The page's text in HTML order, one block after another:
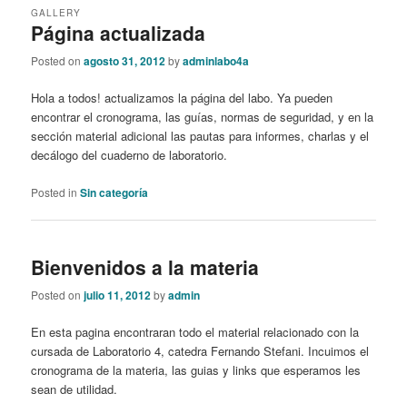
Página actualizada
GALLERY
Posted onagosto 31, 2012byadminlabo4a
Hola a todos! actualizamos la página del labo. Ya pueden
encontrar el cronograma, las guías, normas de seguridad, y en la
sección material adicional las pautas para informes, charlas y el
decálogo del cuaderno de laboratorio.
Posted in Sin categoría
Bienvenidos a la materia
Posted onjulio 11, 2012byadmin
En esta pagina encontraran todo el material relacionado con la
cursada de Laboratorio 4, catedra Fernando Stefani. Incuimos el
cronograma de la materia, las guias y links que esperamos les
sean de utilidad.